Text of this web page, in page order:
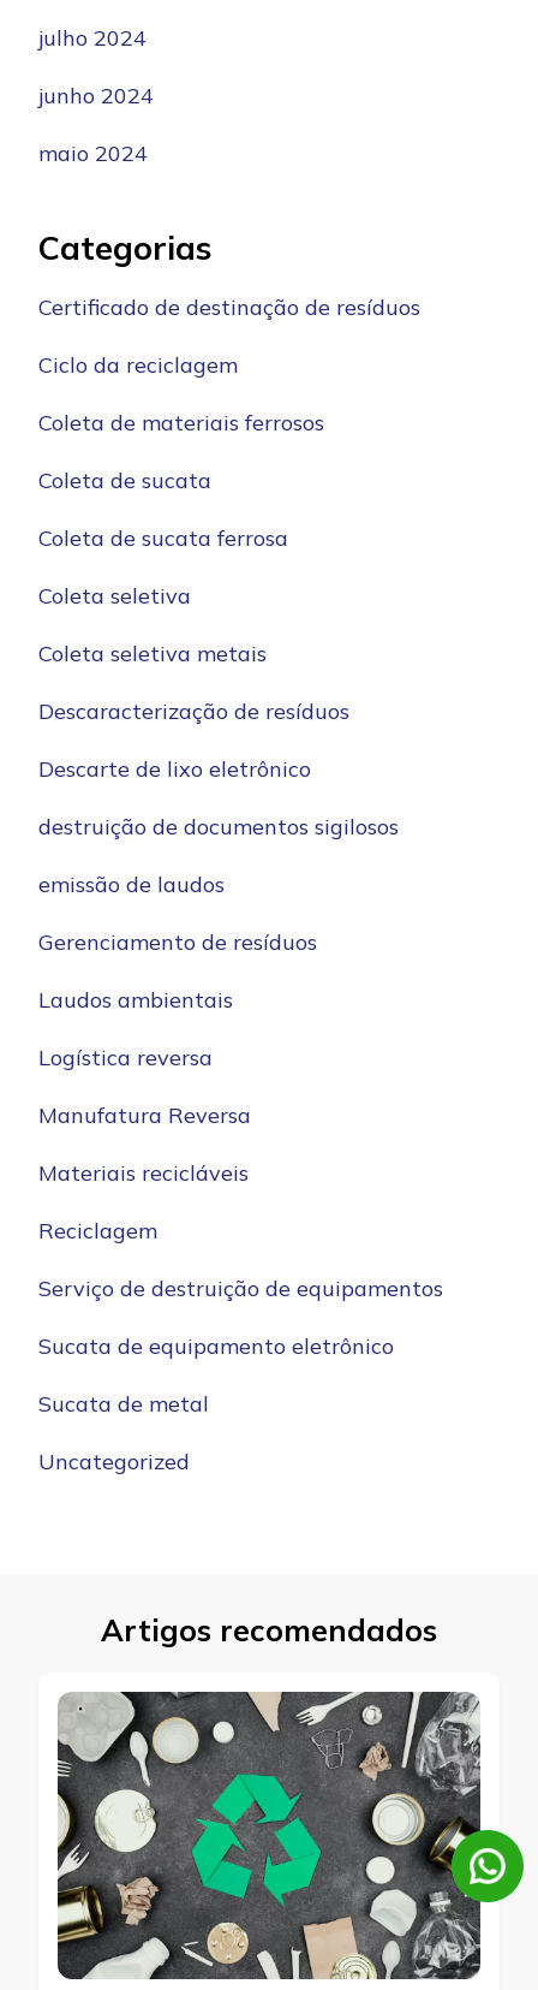
julho 2024
junho 2024
maio 2024
Categorias
Certificado de destinação de resíduos
Ciclo da reciclagem
Coleta de materiais ferrosos
Coleta de sucata
Coleta de sucata ferrosa
Coleta seletiva
Coleta seletiva metais
Descaracterização de resíduos
Descarte de lixo eletrônico
destruição de documentos sigilosos
emissão de laudos
Gerenciamento de resíduos
Laudos ambientais
Logística reversa
Manufatura Reversa
Materiais recicláveis
Reciclagem
Serviço de destruição de equipamentos
Sucata de equipamento eletrônico
Sucata de metal
Uncategorized
Artigos recomendados